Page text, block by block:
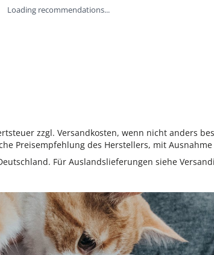
Loading recommendations...
zzgl. Versandkosten, wenn nicht anders
Preisempfehlung des Herstellers, mit
Für Auslandslieferungen siehe